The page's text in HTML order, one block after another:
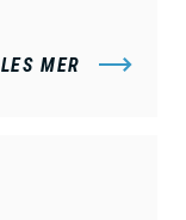
LES MER